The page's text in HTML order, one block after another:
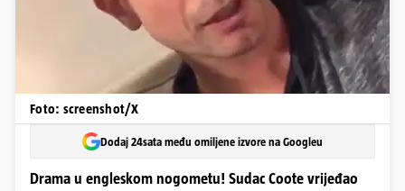
Foto: screenshot/X
Dodaj 24sata među omiljene izvore na Googleu
Drama u engleskom nogometu! Sudac Coote vrijeđao